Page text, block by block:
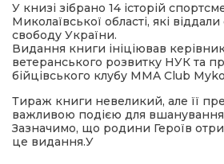
У книзі зібрано 14 історій
Миколаївської області, які
свободу України.
Видання книги ініціював
ветеранського розвитку НУК та
бійцівського клубу MMA Club
Тираж книги невеликий, але її
важливою подією для вшанування
Зазначимо, що родини Героїв
це видання.У